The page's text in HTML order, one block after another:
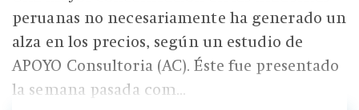
peruanas no necesariamente ha generado un
alza en los precios, según un estudio de
APOYO Consultoria (AC). Éste fue presentado
la semana pasada com...